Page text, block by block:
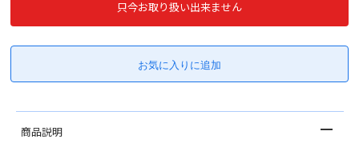
只今お取り扱い出来ません
商品説明